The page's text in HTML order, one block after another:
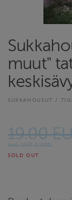
muut"
SUKKAHOUSUT /
19.00
Incl. VAT 0.00%
SOLD OUT